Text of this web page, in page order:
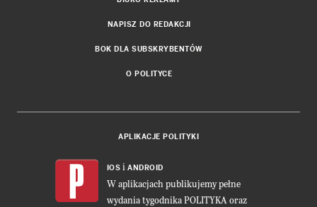
NAPISZ DO REDAKCJI
BOK DLA SUBSKRYBENTÓW
O POLITYCE
APLIKACJE POLITYKI
IOS i ANDROID
W aplikacjach publikujemy pełne
wydania tygodnika POLITYKA oraz